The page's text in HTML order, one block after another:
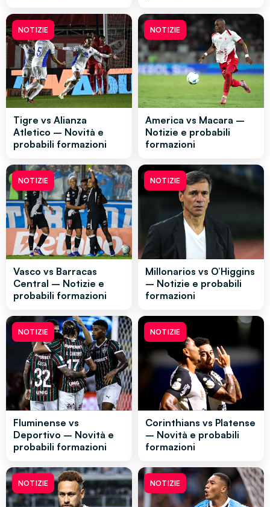
NOTIZIE
Tigre vs Alianza
Atletico – Novità e
probabili formazioni
NOTIZIE
America vs Macara –
Notizie e probabili
formazioni
NOTIZIE
Vasco vs Barracas
Central – Notizie e
probabili formazioni
NOTIZIE
Millonarios vs O’Higgins
– Notizie e probabili
formazioni
NOTIZIE
Fluminense vs
Deportivo – Novità e
probabili formazioni
NOTIZIE
Corinthians vs Platense
– Novità e probabili
formazioni
NOTIZIE NOTIZIE